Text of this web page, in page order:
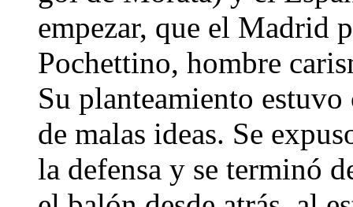
empezar, que el Madrid
Pochettino, hombre
Su planteamiento
de malas ideas. Se
la defensa y se terminó